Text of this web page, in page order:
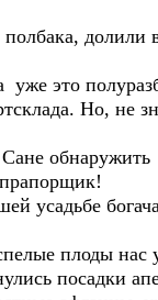
долили
это
Но, не
Сане
плоды нас
посадки